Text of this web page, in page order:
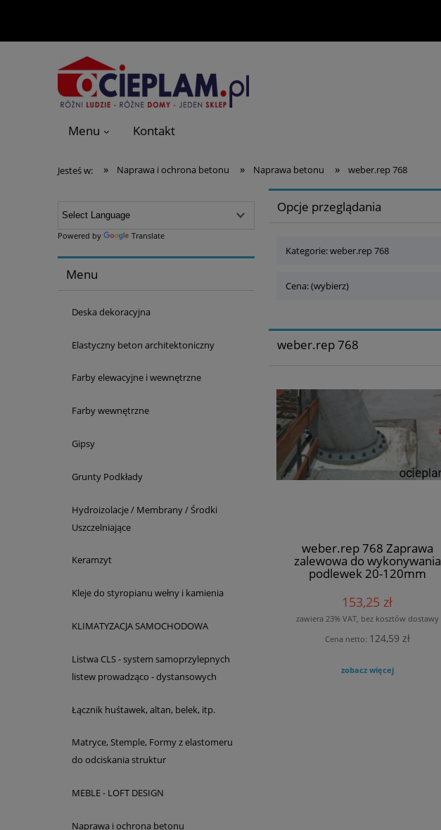
Menu Kontakt
Jesteś w: » Naprawa i ochrona betonu » Naprawa betonu » weber.rep 768
Powered by Translate
Menu
Deska dekoracyjna
Elastyczny beton architektoniczny
Farby elewacyjne i wewnętrzne
Farby wewnętrzne
Gipsy
Grunty Podkłady
Hydroizolacje / Membrany / Środki
Uszczelniające
Keramzyt
Kleje do styropianu wełny i kamienia
KLIMATYZACJA SAMOCHODOWA
Listwa CLS - system samoprzylepnych
listew prowadząco - dystansowych
Łącznik huśtawek, altan, belek, itp.
Matryce, Stemple, Formy z elastomeru
do odciskania struktur
MEBLE - LOFT DESIGN
Naprawa i ochrona betonu
Opcje przeglądania
Kategorie: weber.rep 768
Cena: (wybierz)
weber.rep 768
weber.rep 768 Zaprawa
zalewowa do wykonywania
podlewek 20-120mm
153,25 zł
zawiera 23% VAT, bez kosztów dostawy
Cena netto: 124,59 zł
zobacz więcej